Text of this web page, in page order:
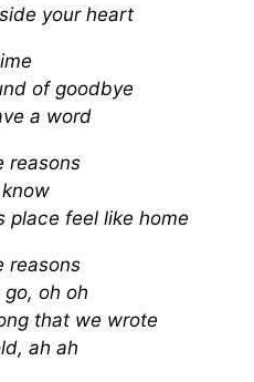
your heart
of goodbye
a word
reasons
place feel like home
reasons
go, oh oh
that we wrote
ah ah